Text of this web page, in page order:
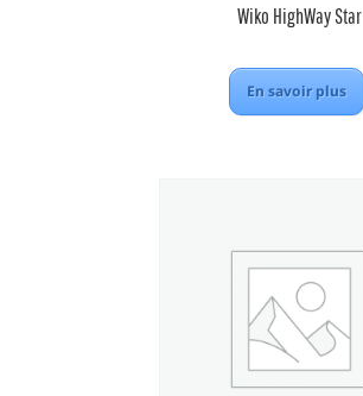
Wiko HighWay Star
En savoir plus